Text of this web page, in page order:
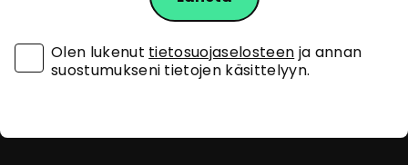
Olen lukenut tietosuojaselosteen ja annan
suostumukseni tietojen käsittelyyn.